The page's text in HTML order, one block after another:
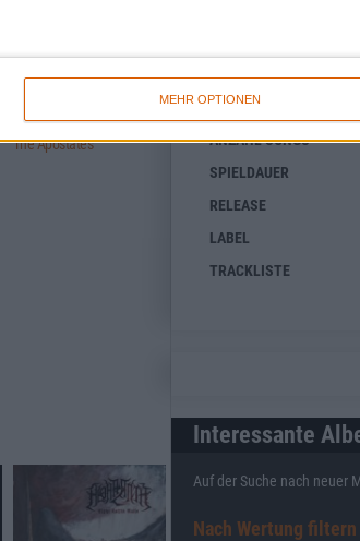
MEHR OPTIONEN
USER-WERTUNG
STILE
ANZAHL SONGS
SPIELDAUER
RELEASE
LABEL
TRACKLISTE
Interessante
Auf der Suche nach neuer
Nach Wertung filtern
Glorior Belli
The Apostates